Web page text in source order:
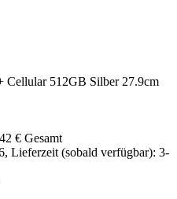
Cellular 512GB Silber 27.9cm
€ Gesamt
Lieferzeit (sobald verfügbar): 3-